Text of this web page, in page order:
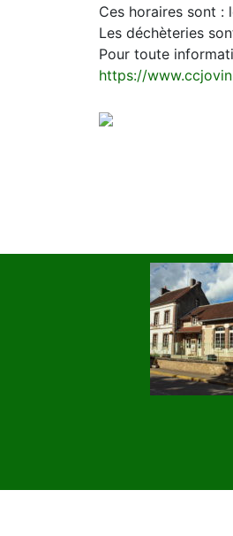
Ces horaires sont :
Les déchèteries
Pour toute
https://